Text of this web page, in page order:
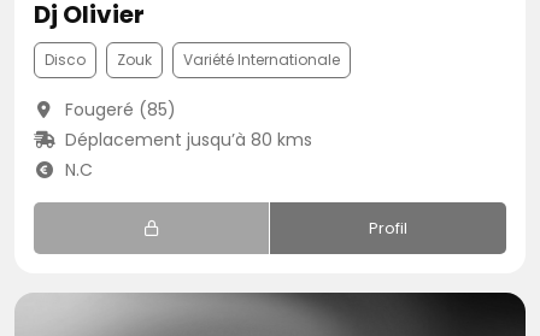
Dj Olivier
Disco Zouk Variété Internationale
Fougeré (85)
Déplacement jusqu’à 80 kms
N.C
Profil